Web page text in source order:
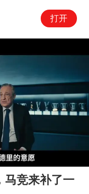
打开
马竞来补了一